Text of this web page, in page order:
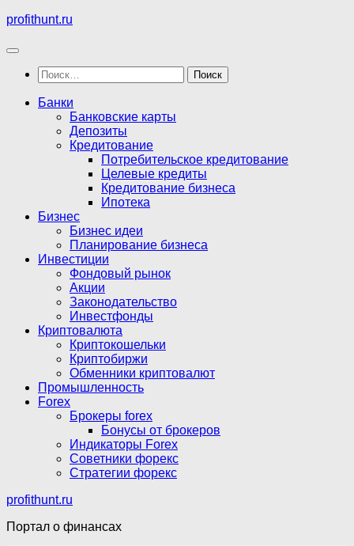
Перейти
содержимому
profithunt.ru
Найти:
Банки
Банковские карты
Депозиты
Кредитование
Потребительское кредитование
Целевые кредиты
Кредитование бизнеса
Ипотека
Бизнес
Бизнес идеи
Планирование бизнеса
Инвестиции
Фондовый рынок
Акции
Законодательство
Инвестфонды
Криптовалюта
Криптокошельки
Криптобиржи
Обменники криптовалют
Промышленность
Forex
Брокеры forex
Бонусы от брокеров
Индикаторы Forex
Советники форекс
Стратегии форекс
profithunt.ru
Портал о финансах